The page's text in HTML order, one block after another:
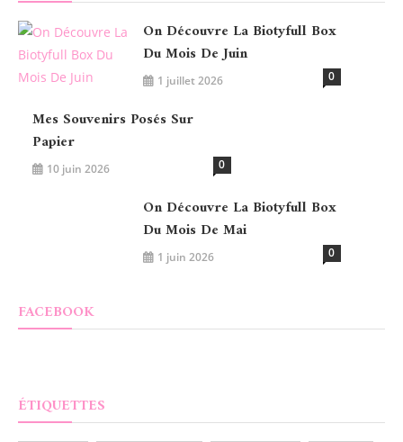
On Découvre La Biotyfull Box
Du Mois De Juin
1 juillet 2026 0
Mes Souvenirs Posés Sur
Papier
10 juin 2026 0
On Découvre La Biotyfull Box
Du Mois De Mai
1 juin 2026 0
FACEBOOK
ÉTIQUETTES